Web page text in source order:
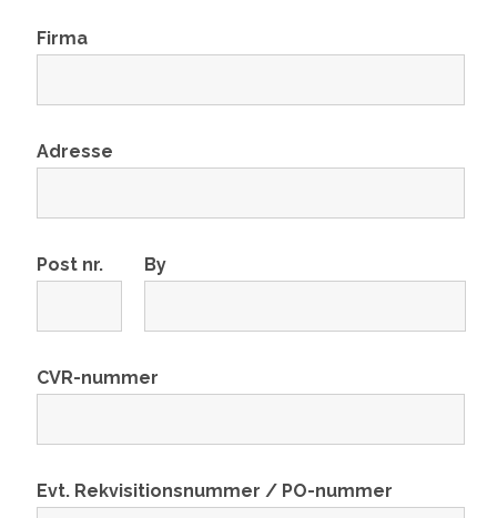
Firma
Adresse
Post nr. By
CVR-nummer
Evt. Rekvisitionsnummer / PO-nummer